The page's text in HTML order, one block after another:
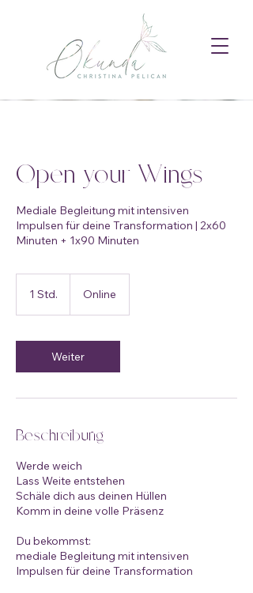
Open your Wings
Mediale Begleitung mit intensiven
Impulsen für deine Transformation | 2x60
Minuten + 1x90 Minuten
1 Std.
d
Online
Weiter
Beschreibung
Werde weich
Lass Weite entstehen
Schäle dich aus deinen Hüllen
Komm in deine volle Präsenz
Du bekommst:
mediale Begleitung mit intensiven
Impulsen für deine Transformation